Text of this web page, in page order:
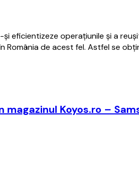
eficientizeze operațiunile și a
România de acest fel. Astfel se
magazinul Koyos.ro –